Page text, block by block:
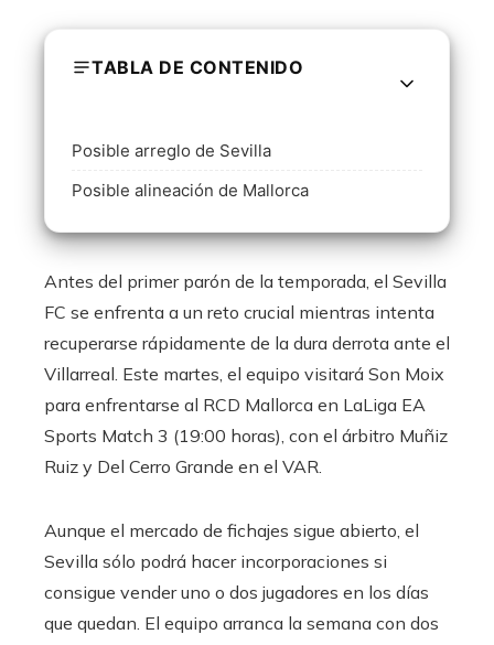
TABLA DE CONTENIDO
Posible arreglo de Sevilla
Posible alineación de Mallorca
Antes del primer parón de la temporada, el Sevilla
FC se enfrenta a un reto crucial mientras intenta
recuperarse rápidamente de la dura derrota ante el
Villarreal. Este martes, el equipo visitará Son Moix
para enfrentarse al RCD Mallorca en LaLiga EA
Sports Match 3 (19:00 horas), con el árbitro Muñiz
Ruiz y Del Cerro Grande en el VAR.
Aunque el mercado de fichajes sigue abierto, el
Sevilla sólo podrá hacer incorporaciones si
consigue vender uno o dos jugadores en los días
que quedan. El equipo arranca la semana con dos